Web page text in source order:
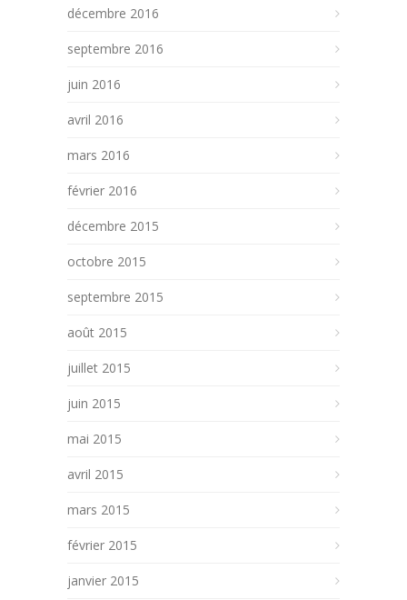
décembre 2016
septembre 2016
juin 2016
avril 2016
mars 2016
février 2016
décembre 2015
octobre 2015
septembre 2015
août 2015
juillet 2015
juin 2015
mai 2015
avril 2015
mars 2015
février 2015
janvier 2015